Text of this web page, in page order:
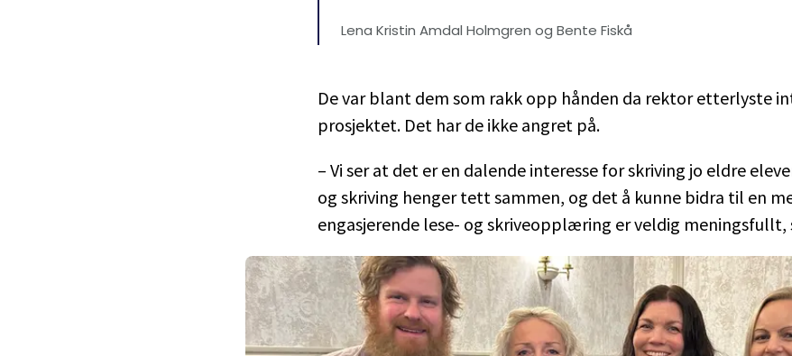
Lena Kristin Amdal Holmgren og Bente Fiskå
De var blant dem som rakk opp hånden da rektor etterlyste
prosjektet. Det har de ikke angret på.
– Vi ser at det er en dalende interesse for skriving jo eldre
og skriving henger tett sammen, og det å kunne bidra til en
engasjerende lese- og skriveopplæring er veldig meningsfullt,